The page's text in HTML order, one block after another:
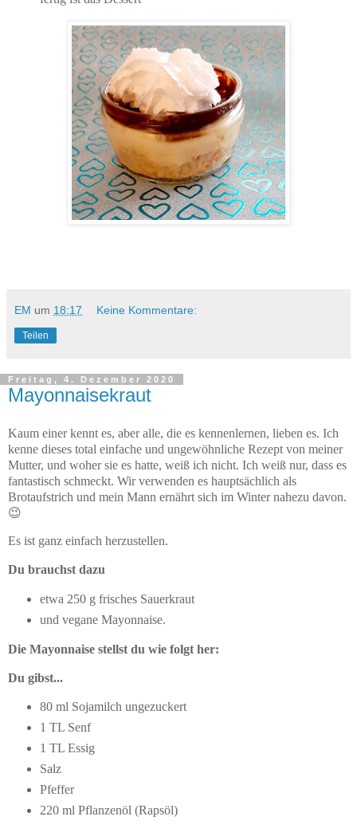
EM um 18:17 Keine Kommentare:
Teilen
Freitag, 4. Dezember 2020
Mayonnaisekraut
Kaum einer kennt es, aber alle, die es kennenlernen, lieben es. Ich
kenne dieses total einfache und ungewöhnliche Rezept von meiner
Mutter, und woher sie es hatte, weiß ich nicht. Ich weiß nur, dass es
fantastisch schmeckt. Wir verwenden es hauptsächlich als
Brotaufstrich und mein Mann ernährt sich im Winter nahezu davon.
😉
Es ist ganz einfach herzustellen.
Du brauchst dazu
etwa 250 g frisches Sauerkraut
und vegane Mayonnaise.
Die Mayonnaise stellst du wie folgt her:
Du gibst...
80 ml Sojamilch ungezuckert
1 TL Senf
1 TL Essig
Salz
Pfeffer
220 ml Pflanzenöl (Rapsöl)